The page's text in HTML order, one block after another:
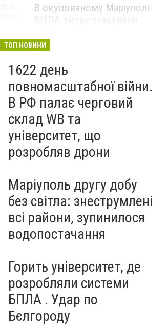
В окупованому Маріуполі
БПЛА знову атакували
— ВІДЕО
ТОП НОВИНИ
1622 день
повномасштабної війни.
В РФ палає черговий
склад WB та
університет, що
розробляв дрони
Маріуполь другу добу
без світла: знеструмлені
всі райони, зупинилося
водопостачання
Горить університет, де
розробляли системи
БПЛА . Удар по
Бєлгороду